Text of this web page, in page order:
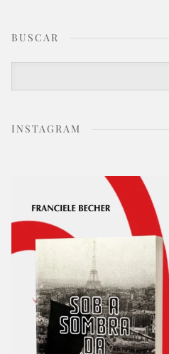
BUSCAR
INSTAGRAM